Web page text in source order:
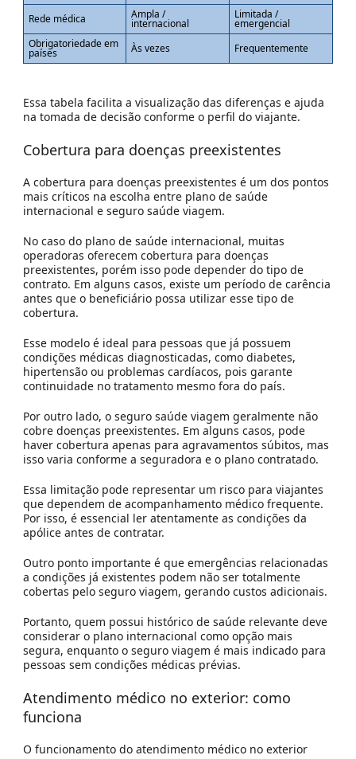
Rede médica Ampla /
internacional
Limitada /
emergencial
Obrigatoriedade em
países Às vezes Frequentemente
Essa tabela facilita a visualização das diferenças e ajuda
na tomada de decisão conforme o perfil do viajante.
Cobertura para doenças preexistentes
A cobertura para doenças preexistentes é um dos pontos
mais críticos na escolha entre plano de saúde
internacional e seguro saúde viagem.
No caso do plano de saúde internacional, muitas
operadoras oferecem cobertura para doenças
preexistentes, porém isso pode depender do tipo de
contrato. Em alguns casos, existe um período de carência
antes que o beneficiário possa utilizar esse tipo de
cobertura.
Esse modelo é ideal para pessoas que já possuem
condições médicas diagnosticadas, como diabetes,
hipertensão ou problemas cardíacos, pois garante
continuidade no tratamento mesmo fora do país.
Por outro lado, o seguro saúde viagem geralmente não
cobre doenças preexistentes. Em alguns casos, pode
haver cobertura apenas para agravamentos súbitos, mas
isso varia conforme a seguradora e o plano contratado.
Essa limitação pode representar um risco para viajantes
que dependem de acompanhamento médico frequente.
Por isso, é essencial ler atentamente as condições da
apólice antes de contratar.
Outro ponto importante é que emergências relacionadas
a condições já existentes podem não ser totalmente
cobertas pelo seguro viagem, gerando custos adicionais.
Portanto, quem possui histórico de saúde relevante deve
considerar o plano internacional como opção mais
segura, enquanto o seguro viagem é mais indicado para
pessoas sem condições médicas prévias.
Atendimento médico no exterior: como
funciona
O funcionamento do atendimento médico no exterior